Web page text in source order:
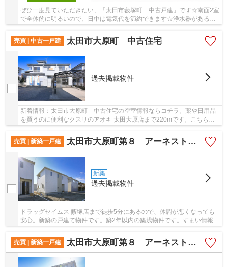
ぜひ一度見ていただきたい、「太田市藪塚町 中古戸建」です☆南面2室
で全体的に明るいので、日中は電気代を節約できます☆浄水器があるの
売買 | 中古一戸建
太田市大原町 中古住宅
過去掲載物件
新着情報：太田市大原町 中古住宅の空室情報ならコチラ。薬や日用品
を買うのに便利なクスリのアオキ 太田大原店まで220mです。こちらは
売買 | 新築一戸建
太田市大原町第８ アーネストワン 2号棟
新築
過去掲載物件
ドラッグセイムス 藪塚店まで徒歩5分にあるので、体調が悪くなっても
安心。新築の戸建て物件です。築2年以内の築浅物件です。すまい情報
売買 | 新築一戸建
太田市大原町第８ アーネストワン １号棟